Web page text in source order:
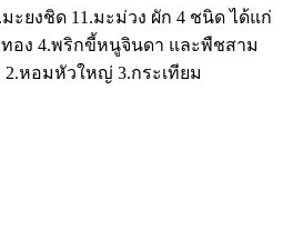
ะยงชิด 11.มะม่วง ผัก 4 ชนิด ได้แก่
ทอง 4.พริกขี้หนูจินดา และพืชสาม
หอมหัวใหญ่ 3.กระเทียม